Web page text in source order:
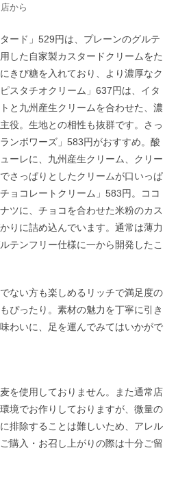
から
ード」529円は、プレーンのグルテ
した自家製カスタードクリームをた
きび糖を入れており、より濃厚なク
スタチオクリーム」637円は、イタ
と九州産生クリームを合わせた、濃
役。生地との相性も抜群です。さっ
ンボワーズ」583円がおすすめ。酸
ーレに、九州産生クリーム、クリー
さっぱりとしたクリームが口いっぱ
ョコレートクリーム」583円。ココ
ツに、チョコを合わせた米粉のカス
りに詰め込んでいます。通常は薄力
テンフリー仕様に一から開発したこ
ない方も楽しめるリッチで満足度の
ぴったり。素材の魅力を丁寧に引き
わいに、足を運んでみてはいかがで
を使用しておりません。また通常店
境でお作りしておりますが、微量の
排除することは難しいため、アレル
購入・お召し上がりの際は十分ご留